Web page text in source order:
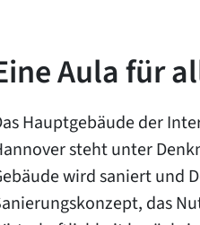
Aula für
Hauptgebäude der
steht unter
wird saniert und
das